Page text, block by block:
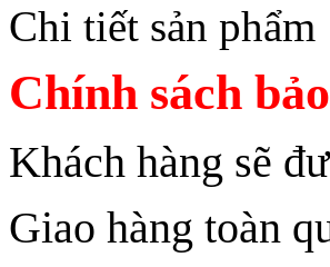
Chi tiết sản phẩm
Chính sách
Khách hàng sẽ
Giao hàng toàn